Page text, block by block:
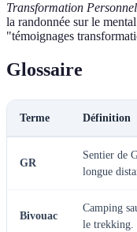
Transformation
la randonnée sur le
"témoignages
Glossaire
Terme Définition
GR
Sentier de
longue
Bivouac
Camping
le trekking.